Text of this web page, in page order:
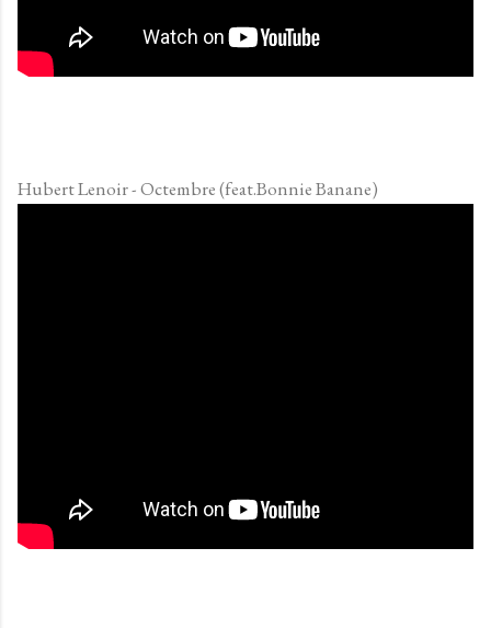
Hubert Lenoir - Octembre (feat.Bonnie Banane)